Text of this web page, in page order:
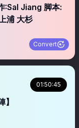
:Sal Jiang 脚本:
浦 大杉
Convert
区公式】毎週木曜放送
01:50:45